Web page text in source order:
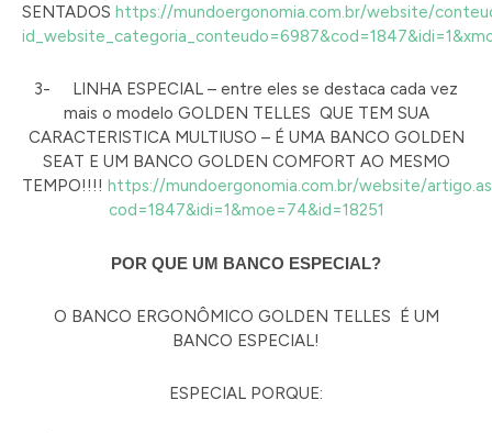
SENTADOS https://mundoergonomia.com.br/website/
3- LINHA ESPECIAL – entre eles se destaca cada vez
mais o modelo GOLDEN TELLES QUE TEM SUA
CARACTERISTICA MULTIUSO – É UMA BANCO GOLDEN
SEAT E UM BANCO GOLDEN COMFORT AO MESMO
TEMPO!!!! https://mundoergonomia.com.br/website/
cod=1847&idi=1&moe=74&id=18251
POR QUE UM BANCO ESPECIAL?
O BANCO ERGONÔMICO GOLDEN TELLES É UM
BANCO ESPECIAL!
ESPECIAL PORQUE: